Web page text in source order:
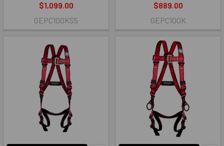
$1,099.00
GEPC100KS5
$889.00
GEPC100K